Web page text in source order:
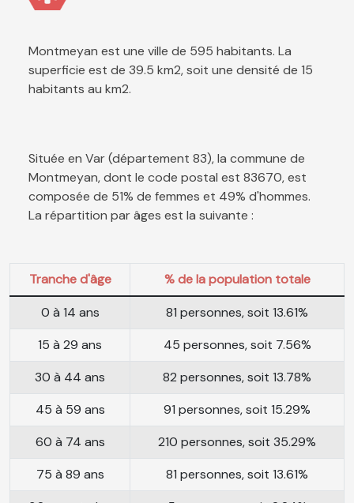
Montmeyan est une ville de 595 habitants. La
superficie est de 39.5 km2, soit une densité de 15
habitants au km2.
Située en Var (département 83), la commune de
Montmeyan, dont le code postal est 83670, est
composée de 51% de femmes et 49% d'hommes.
La répartition par âges est la suivante :
Tranche d'âge
% de la population totale
0 à 14 ans
81 personnes, soit 13.61%
15 à 29 ans
45 personnes, soit 7.56%
30 à 44 ans
82 personnes, soit 13.78%
45 à 59 ans
91 personnes, soit 15.29%
60 à 74 ans
210 personnes, soit 35.29%
75 à 89 ans
81 personnes, soit 13.61%